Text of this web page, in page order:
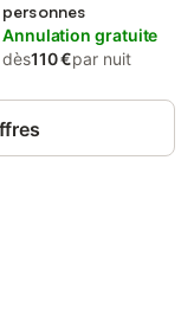
personnes
Annulation gratuite
dès110 €par nuit